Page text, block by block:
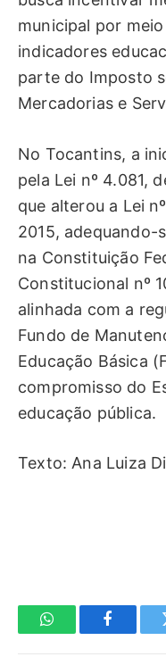
municipal por
indicadores
parte do Imposto
Mercadorias e
No Tocantins, a
pela Lei nº 4.081,
que alterou a Lei
2015, adequando-
na Constituição
Constitucional nº
alinhada com a
Fundo de
Educação Básica
compromisso do
educação pública.
Texto: Ana Luiza
WhatsApp